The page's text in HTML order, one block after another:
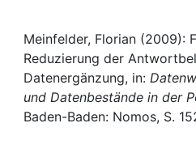
Awards
My FIS
Help
Meinfelder, Florian (2009):
Reduzierung der
Datenergänzung, in:
und Datenbestände in der
Baden-Baden: Nomos, S.